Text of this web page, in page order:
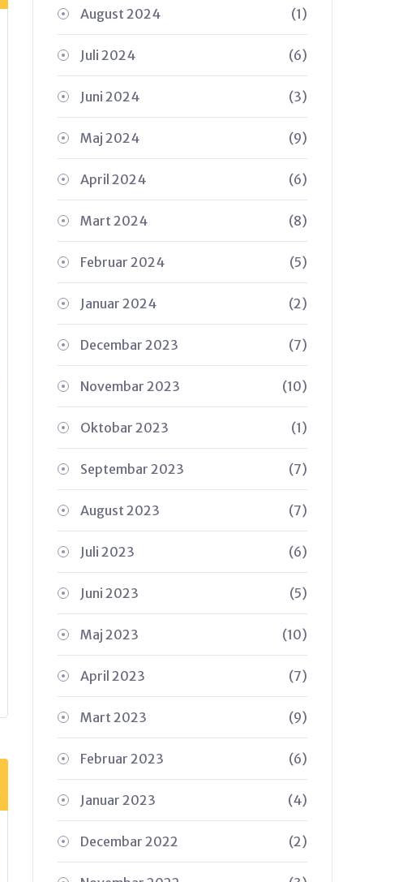
August 2024 (1)
Juli 2024 (6)
Juni 2024 (3)
Maj 2024 (9)
April 2024 (6)
Mart 2024 (8)
Februar 2024 (5)
Januar 2024 (2)
Decembar 2023 (7)
Novembar 2023 (10)
Oktobar 2023 (1)
Septembar 2023 (7)
August 2023 (7)
Juli 2023 (6)
Juni 2023 (5)
Maj 2023 (10)
April 2023 (7)
Mart 2023 (9)
Februar 2023 (6)
Januar 2023 (4)
Decembar 2022 (2)